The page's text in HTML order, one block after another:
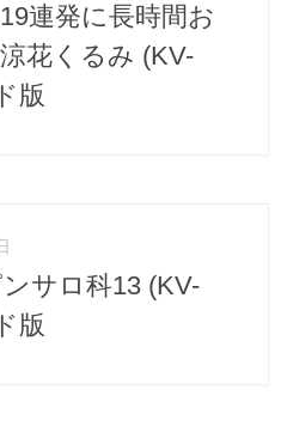
連発に長時間お
花くるみ (KV-
版
サロ科13 (KV-
版